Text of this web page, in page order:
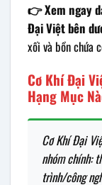
👉 Xem ngay
Đại Việt bên
xối và bồn chứa
Cơ Khí Đại
Hạng Mục
Cơ Khí Đại
nhóm chính:
trình/công